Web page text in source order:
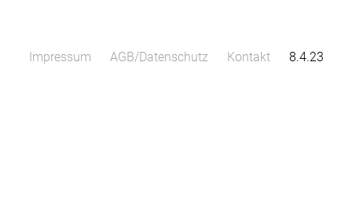
Impressum AGB/Datenschutz Kontakt 8.4.23